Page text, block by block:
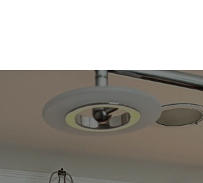
Home
Prodotti